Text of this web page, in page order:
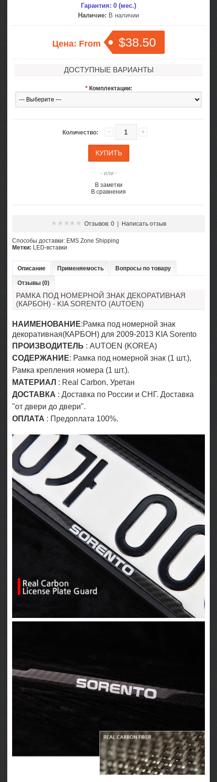
Гарантия: 0 (мес.)
Наличие: В наличии
Цена: From $38.50
ДОСТУПНЫЕ ВАРИАНТЫ
* Комплектации:
Количество:
- или -
В заметки
В сравнения
Отзывов: 0| Написать отзыв
Cпособы доставки: EMS Zone Shipping
Метки: LED-вставки
Описание Применяемость Вопросы по товару
Отзывы (0)
РАМКА ПОД НОМЕРНОЙ ЗНАК ДЕКОРАТИВНАЯ
(КАРБОН) - KIA SORENTO (AUTOEN)
НАИМЕНОВАНИЕ:Рамка под номерной знак
декоративная(КАРБОН) для 2009-2013 KIA Sorento
ПРОИЗВОДИТЕЛЬ : AUTOEN (KOREA)
СОДЕРЖАНИЕ: Рамка под номерной знак (1 шт.),
Рамка крепления номера (1 шт.).
МАТЕРИАЛ : Real Carbon, Уретан
ДОСТАВКА : Доставка по России и СНГ. Доставка
"от двери до двери".
ОПЛАТА : Предоплата 100%.